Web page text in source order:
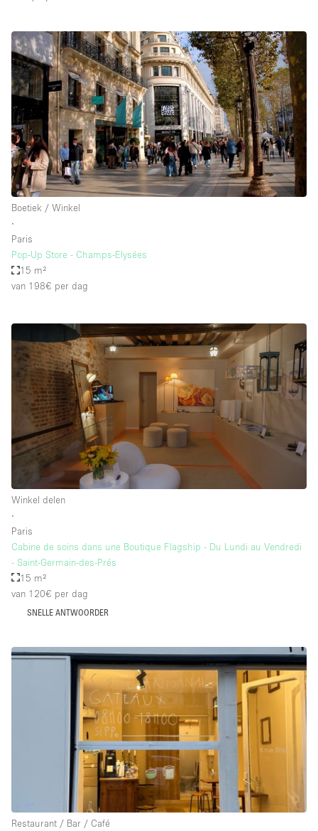
Boetiek / Winkel
∙
Paris
Pop-Up Store - Champs-Elysées
15 m²
van 198€ per dag
Winkel delen
∙
Paris
Cabine de soins dans une Boutique Flagship - Du Lundi au Vendredi
- Saint-Germain-des-Prés
15 m²
van 120€ per dag
SNELLE ANTWOORDER
Restaurant / Bar / Café